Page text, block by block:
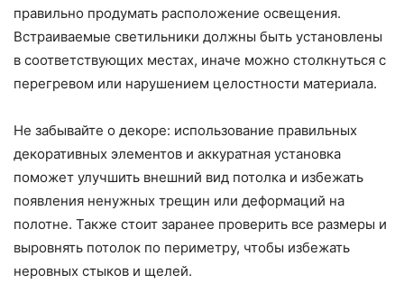
правильно продумать расположение освещения.
Встраиваемые светильники должны быть установлены
в соответствующих местах, иначе можно столкнуться с
перегревом или нарушением целостности материала.
Не забывайте о декоре: использование правильных
декоративных элементов и аккуратная установка
поможет улучшить внешний вид потолка и избежать
появления ненужных трещин или деформаций на
полотне. Также стоит заранее проверить все размеры и
выровнять потолок по периметру, чтобы избежать
неровных стыков и щелей.